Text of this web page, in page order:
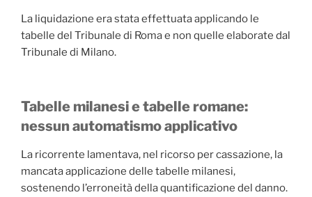
La liquidazione era stata effettuata applicando le
tabelle del Tribunale di Roma e non quelle elaborate dal
Tribunale di Milano.
Tabelle milanesi e tabelle romane:
nessun automatismo applicativo
La ricorrente lamentava, nel ricorso per cassazione, la
mancata applicazione delle tabelle milanesi,
sostenendo l’erroneità della quantificazione del danno.